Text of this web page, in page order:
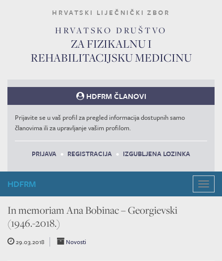
HRVATSKI LIJEČNIČKI ZBOR
HRVATSKO DRUŠTVO
ZA FIZIKALNU I
REHABILITACIJSKU MEDICINU
HDFRM ČLANOVI
Prijavite se u vaš profil za pregled informacija dostupnih samo
članovima ili za upravljanje vašim profilom.
PRIJAVA • REGISTRACIJA • IZGUBLJENA LOZINKA
HDFRM
In memoriam Ana Bobinac – Georgievski
(1946.-2018.)
29.03.2018 Novosti